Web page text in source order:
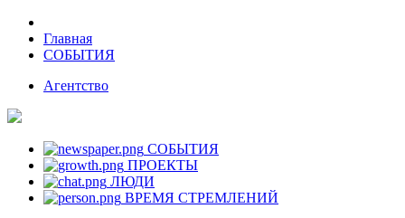
Главная
СОБЫТИЯ
Агентство
СОБЫТИЯ
ПРОЕКТЫ
ЛЮДИ
ВРЕМЯ СТРЕМЛЕНИЙ